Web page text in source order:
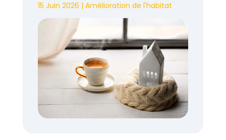
15 Juin 2026 | Amélioration de l'habitat